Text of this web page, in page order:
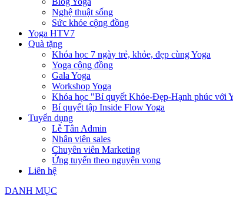
Nghệ thuật sống
Sức khỏe cộng đồng
Yoga HTV7
Quà tặng
Khóa học 7 ngày trẻ, khỏe, đẹp cùng Yoga
Yoga cộng đồng
Gala Yoga
Workshop Yoga
Khóa học "Bí quyết Khỏe-Đẹp-Hạnh phúc với
Bí quyết tập Inside Flow Yoga
Tuyển dụng
Lễ Tân Admin
Nhân viên sales
Chuyên viên Marketing
Ứng tuyển theo nguyện vọng
Liên hệ
DANH MỤC